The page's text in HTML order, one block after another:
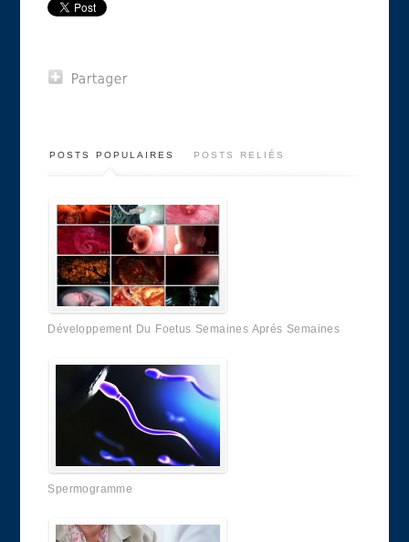
POSTS POPULAIRES POSTS RELIÉS
Développement Du Foetus Semaines Aprés Semaines
Spermogramme